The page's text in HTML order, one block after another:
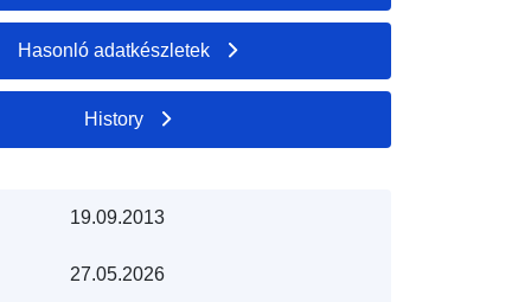
Hasonló adatkészletek
History
19.09.2013
27.05.2026